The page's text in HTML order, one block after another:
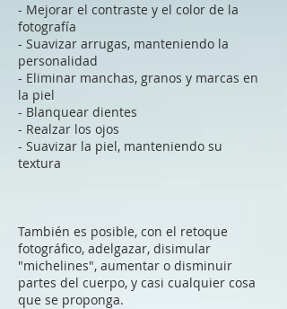
- Mejorar el contraste y el color de la
fotografía
- Suavizar arrugas, manteniendo la
personalidad
- Eliminar manchas, granos y marcas en
la piel
- Blanquear dientes
- Realzar los ojos
- Suavizar la piel, manteniendo su
textura
También es posible, con el retoque
fotográfico, adelgazar, disimular
"michelines", aumentar o disminuir
partes del cuerpo, y casi cualquier cosa
que se proponga.